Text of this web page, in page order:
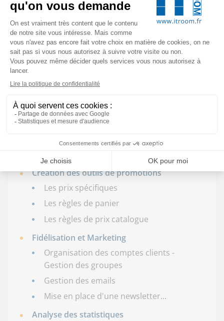
Création d'un compte client, gestion et
modification d'un compte client, notion
de groupe
Analyse des comportements clients
(gestion des paniers abandonnés)
Administration des ventes
factures
Création d'une commande en interne
Gestion des remboursements
Création des outils de promotions
Les prix spécifiques
Les règles de panier
Les règles de prix catalogue
Fidélisation et Marketing
Organisation des comptes clients -
Gestion des groupes
Gestion des emails
Mise en place d'une newsletter...
Analyse des statistiques